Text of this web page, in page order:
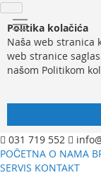
Politika kolačića
Naša web stranica
web stranice
našom Politikom
031 719 552
POČETNA O NAMA
SERVIS KONTAKT